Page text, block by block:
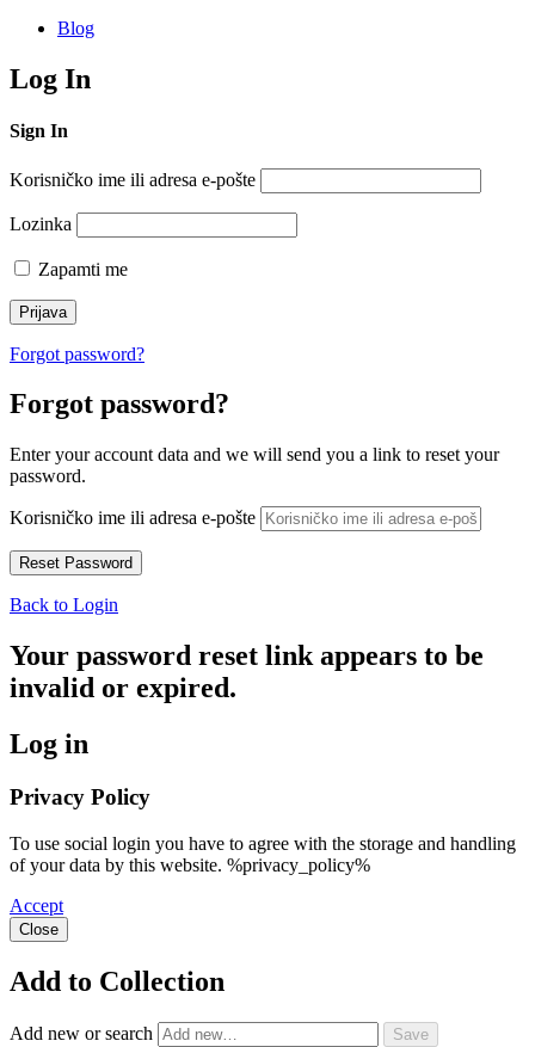
Blog
Log In
Sign In
Korisničko ime ili adresa e-pošte
Lozinka
Zapamti me
Forgot password?
Forgot password?
Enter your account data and we will send you a link to reset your
password.
Korisničko ime ili adresa e-pošte
Back to Login
Your password reset link appears to be
invalid or expired.
Log in
Privacy Policy
To use social login you have to agree with the storage and handling
of your data by this website. %privacy_policy%
Accept
Close
Add to Collection
Add new or search